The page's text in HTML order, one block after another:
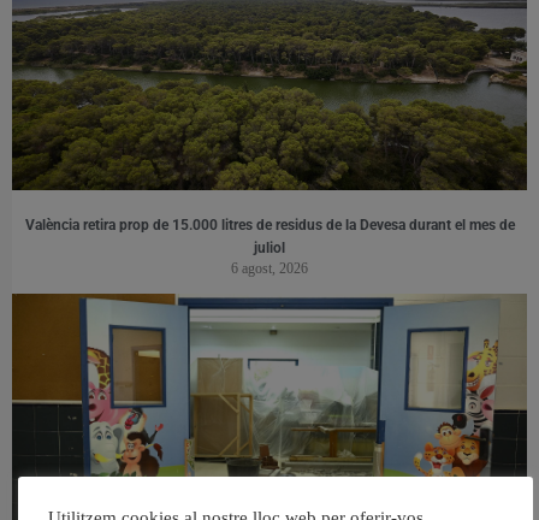
València retira prop de 15.000 litres de residus de la Devesa durant el mes de
juliol
6 agost, 2026